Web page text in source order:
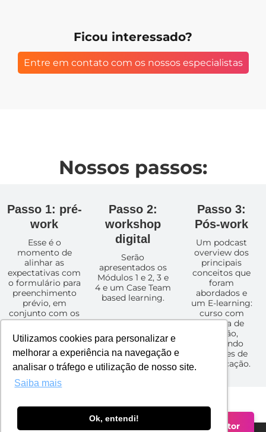
Utilizamos cookies para personalizar e
melhorar a experiência na navegação e
analisar o tráfego e utilização de nosso site.
Saiba mais
Ok, entendi!
Ficou interessado?
Entre em contato com os nossos especialistas
Nossos passos:
Passo 1: pré-
work
Esse é o
momento de
alinhar as
expectativas com
o formulário para
preenchimento
prévio, em
conjunto com os
líderes.
Passo 2:
workshop
digital
Serão
apresentados os
Módulos 1 e 2, 3 e
4 e um Case Team
based learning.
Passo 3:
Pós-work
Um podcast
overview dos
principais
conceitos que
foram
abordados e
um E-learning:
curso com
tomada de
decisão,
simulando
situações de
comunicação.
Falar com um Consultor